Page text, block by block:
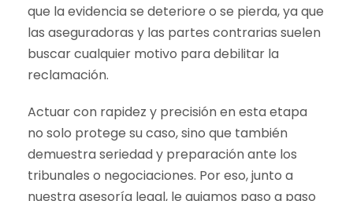
que la evidencia se deteriore o se pierda, ya que
las aseguradoras y las partes contrarias suelen
buscar cualquier motivo para debilitar la
reclamación.
Actuar con rapidez y precisión en esta etapa
no solo protege su caso, sino que también
demuestra seriedad y preparación ante los
tribunales o negociaciones. Por eso, junto a
nuestra asesoría legal, le guiamos paso a paso